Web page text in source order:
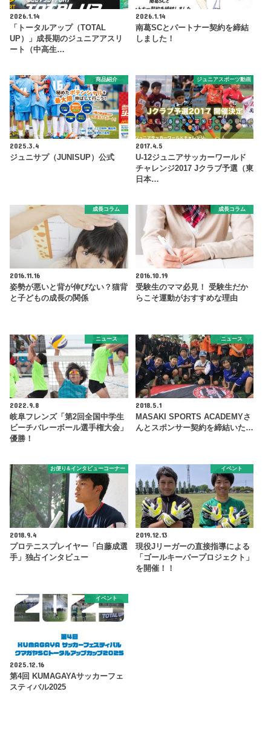
2026.1.14
「トータルアップ（TOTAL
UP）」成長期のジュニアアスリ
ート（中高生…
2026.1.14
南葛SCとパートナー契約を締結
しました！
商品紹介
2025.3.4
ジュニサプ（JUNISUP）公式
ジュニアスポーツ動画
2017.4.5
U-12ジュニアサッカーワールド
チャレンジ2017 Jクラブ予選（東
日本…
成長コラム
2016.11.16
姿勢が悪いと背が伸びない？猫背
と子どもの成長の関係
成長コラム
2016.10.19
受験生のママ必見！ 受験生だか
らこそ運動がおすすめな理由
ニュース
2022.9.8
岐阜フレンズ「第2回全国中学生
ビーチバレーボール選手権大会」
優勝！
ニュース
2018.5.1
MASAKI SPORTS ACADEMYさ
んとスポンサー契約を締結いた…
お便り&インタビューコーナー
2018.9.4
プロテニスプレイヤー「白藤成選
手」独占インタビュー
イベント
2019.12.13
現役Jリーガーの直接指導による
「ゴールキーパープロジェクト」
を開催！！
イベント
2025.12.16
第4回 KUMAGAYAサッカーフェ
スティバル2025